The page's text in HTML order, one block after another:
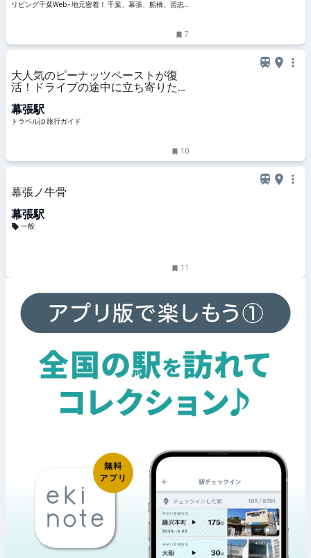
リビング千葉Web - 地元密着！ 千葉、幕張、船橋、習志
7
大人気のピーナッツペーストが復
活！ドライブの途中に立ち寄りたい
旅行ガイド
幕張駅
トラベルjp 旅行ガイド
10
幕張ノ牛骨
幕張駅
一般
11